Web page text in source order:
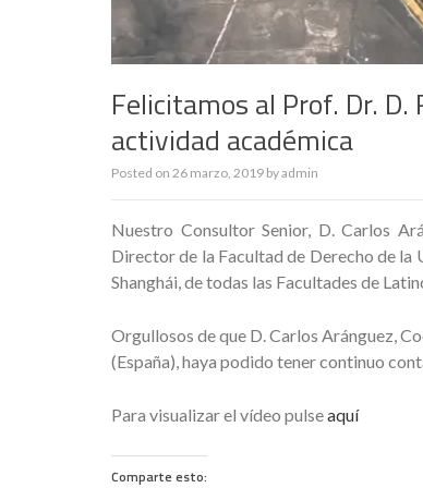
Felicitamos al Prof. Dr.
actividad académica
Posted on 26 marzo, 2019 byadmin
Nuestro Consultor Senior, D. Carlos
Director de la Facultad de Derecho de
Shanghái, de todas las Facultades de
Orgullosos de que D. Carlos Aránguez,
(España), haya podido tener continuo
Para visualizar el vídeo pulseaquí
Comparte esto: